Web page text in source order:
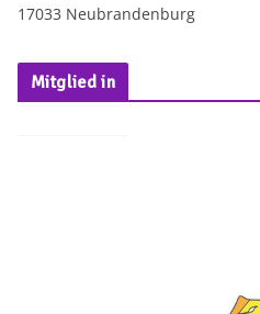
17033 Neubrandenburg
Mitglied in